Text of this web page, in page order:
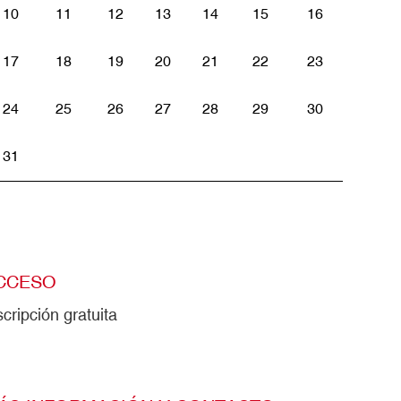
10 11 12 13 14 15 16
17 18 19 20 21 22 23
24 25 26 27 28 29 30
31
gratuita